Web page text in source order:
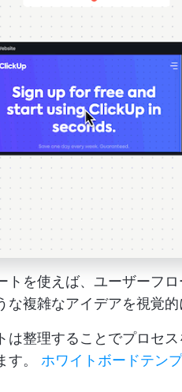
トを使えば、ユーザーフ
複雑なアイデアを視覚的
は整理することでプロセ
す。 ホワイトボードテン